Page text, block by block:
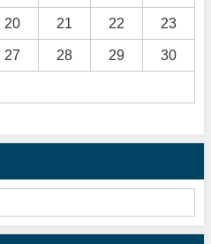
20 21 22 23
27 28 29 30